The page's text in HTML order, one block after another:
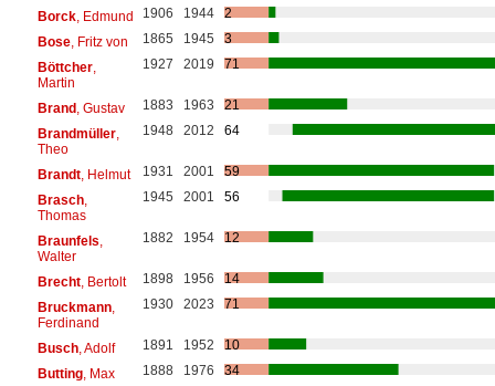
Borck, Edmund 1906 1944
2
Bose, Fritz von 1865 1945
3
Böttcher,
Martin
1927 2019 71
Brand, Gustav 1883 1963
21
Brandmüller,
Theo
1948 2012 64
Brandt, Helmut 1931 2001
59
Brasch,
Thomas
1945 2001 56
Braunfels
Walter
1882 1954 12
Brecht, Bertolt 1898 1956
14
Bruckmann,
Ferdinand
1930 2023 71
Busch, Adolf 1891 1952
10
Butting, Max 1888 1976
34